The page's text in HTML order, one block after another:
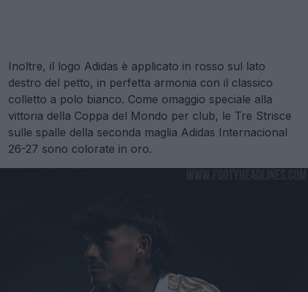
Inoltre, il logo Adidas è applicato in rosso sul lato
destro del petto, in perfetta armonia con il classico
colletto a polo bianco. Come omaggio speciale alla
vittoria della Coppa del Mondo per club, le Tre Strisce
sulle spalle della seconda maglia Adidas Internacional
26-27 sono colorate in oro.